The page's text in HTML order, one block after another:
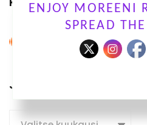
JUTTUARKISTO
Juttuarkisto
ENJOY MOREENI
SPREAD